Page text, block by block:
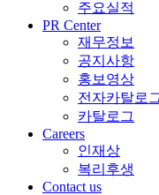
주요실적
PR Center
재무정보
공지사항
홍보영상
전자카탈로
카탈로그
Careers
인재상
복리후생
Contact us